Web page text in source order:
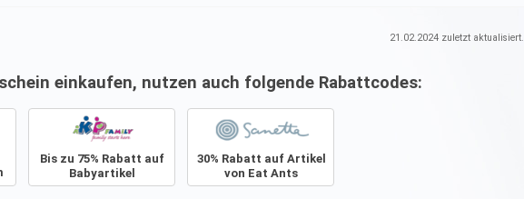
21.02.2024 zuletzt aktualisiert.
einkaufen, nutzen auch folgende Rabattcodes:
Bis zu 75% Rabatt auf
Babyartikel
30% Rabatt auf Artikel
von Eat Ants